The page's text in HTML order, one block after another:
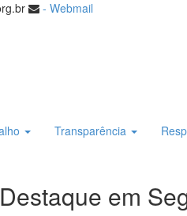
- Webmail
Transparência
em